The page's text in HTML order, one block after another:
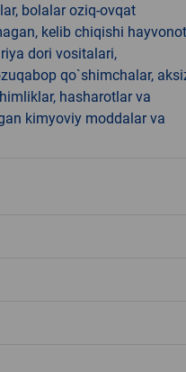
bolalar oziq-ovqat
kelib chiqishi
dori vositalari,
qo`shimchalar,
hasharotlar va
kimyoviy moddalar va